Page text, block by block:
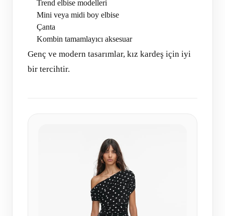
Trend elbise modelleri
Mini veya midi boy elbise
Çanta
Kombin tamamlayıcı aksesuar
Genç ve modern tasarımlar, kız kardeş için iyi
bir tercihtir.